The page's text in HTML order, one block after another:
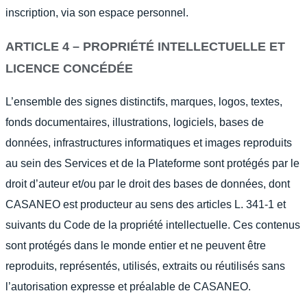
inscription, via son espace personnel.
ARTICLE 4 – PROPRIÉTÉ INTELLECTUELLE ET
LICENCE CONCÉDÉE
L’ensemble des signes distinctifs, marques, logos, textes,
fonds documentaires, illustrations, logiciels, bases de
données, infrastructures informatiques et images reproduits
au sein des Services et de la Plateforme sont protégés par le
droit d’auteur et/ou par le droit des bases de données, dont
CASANEO est producteur au sens des articles L. 341-1 et
suivants du Code de la propriété intellectuelle. Ces contenus
sont protégés dans le monde entier et ne peuvent être
reproduits, représentés, utilisés, extraits ou réutilisés sans
l’autorisation expresse et préalable de CASANEO.